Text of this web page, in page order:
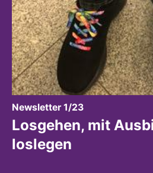
Newsletter 1/23:
Losgehen, mit
loslegen